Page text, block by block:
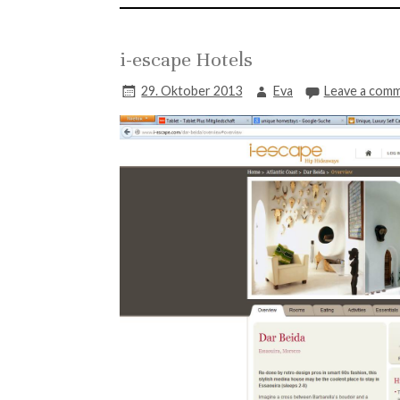
i-escape Hotels
29. Oktober 2013 Eva Leave a